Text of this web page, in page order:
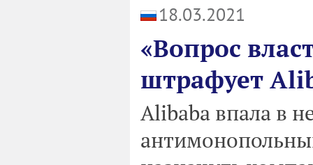
18.03.2021
«Вопрос
штрафует
Alibaba впала в